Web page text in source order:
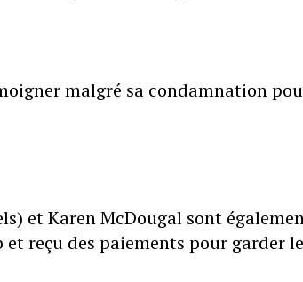
malgré sa condamnation
et Karen McDougal sont
reçu des paiements pour garder le